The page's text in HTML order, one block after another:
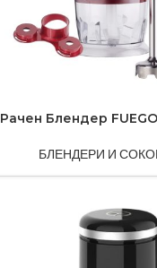
Рачен Блендер
БЛЕНДЕРИ И